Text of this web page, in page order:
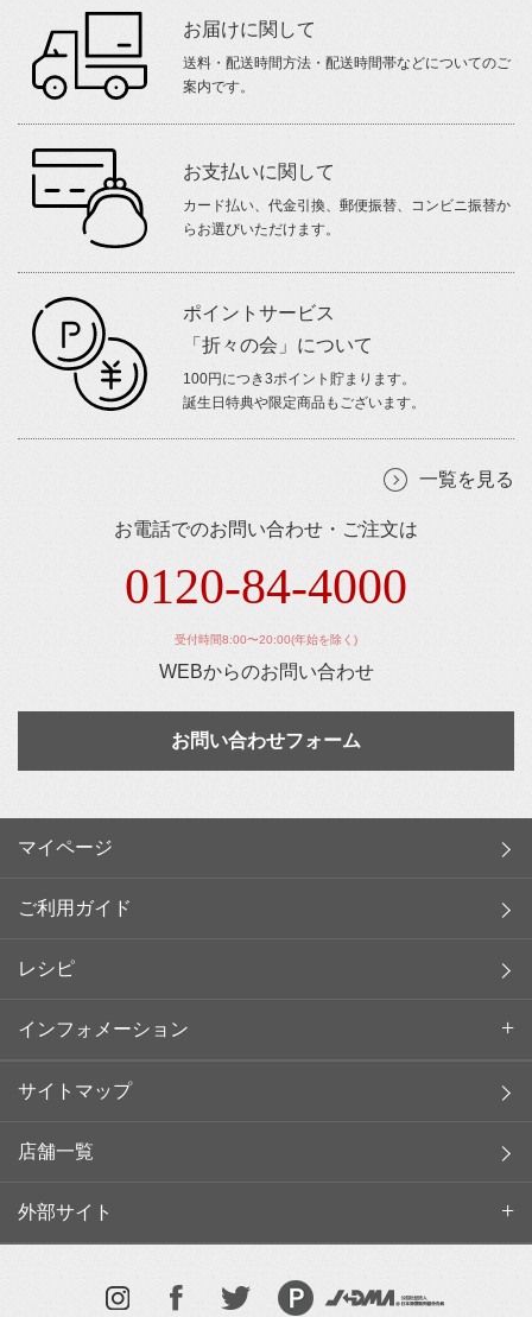
お届けに関して
送料・配送時間方法・配送時間帯などについてのご
案内です。
お支払いに関して
カード払い、代金引換、郵便振替、コンビニ振替か
らお選びいただけます。
ポイントサービス
「折々の会」について
100円につき3ポイント貯まります。
誕生日特典や限定商品もございます。
一覧を見る
お電話でのお問い合わせ・ご注文は
0120-84-4000
受付時間8:00〜20:00(年始を除く)
WEBからのお問い合わせ
お問い合わせフォーム
マイページ
ご利用ガイド
レシピ
インフォメーション
サイトマップ
店舗一覧
外部サイト